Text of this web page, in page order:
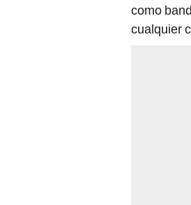
como
cualquier